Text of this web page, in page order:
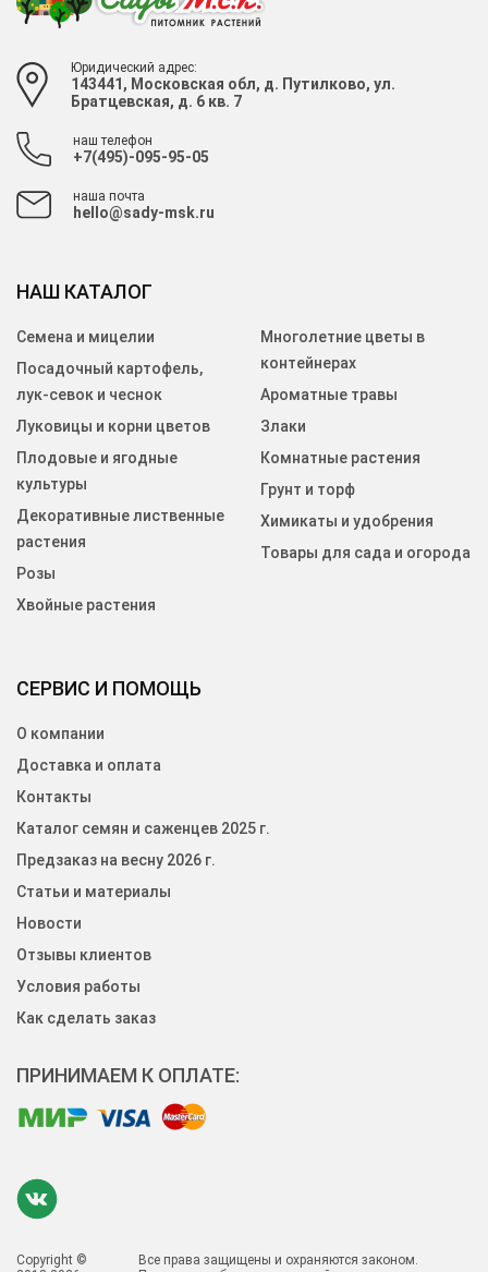
Юридический адрес:
143441, Московская обл, д. Путилково, ул.
Братцевская, д. 6 кв. 7
наш телефон
+7(495)-095-95-05
наша почта
hello@sady-msk.ru
СЕРВИС И ПОМОЩЬ
О компании
Доставка и оплата
Контакты
Каталог семян и саженцев 2025 г.
Предзаказ на весну 2026 г.
Статьи и материалы
Новости
Отзывы клиентов
Условия работы
Как сделать заказ
НАШ КАТАЛОГ
Семена и мицелии
Посадочный картофель,
лук-севок и чеснок
Луковицы и корни цветов
Плодовые и ягодные
культуры
Декоративные лиственные
растения
Розы
Хвойные растения
Многолетние цветы в
контейнерах
Ароматные травы
Злаки
Комнатные растения
Грунт и торф
Химикаты и удобрения
Товары для сада и огорода
ПРИНИМАЕМ К ОПЛАТЕ:
Copyright ©
Все права защищены и охраняются законом.